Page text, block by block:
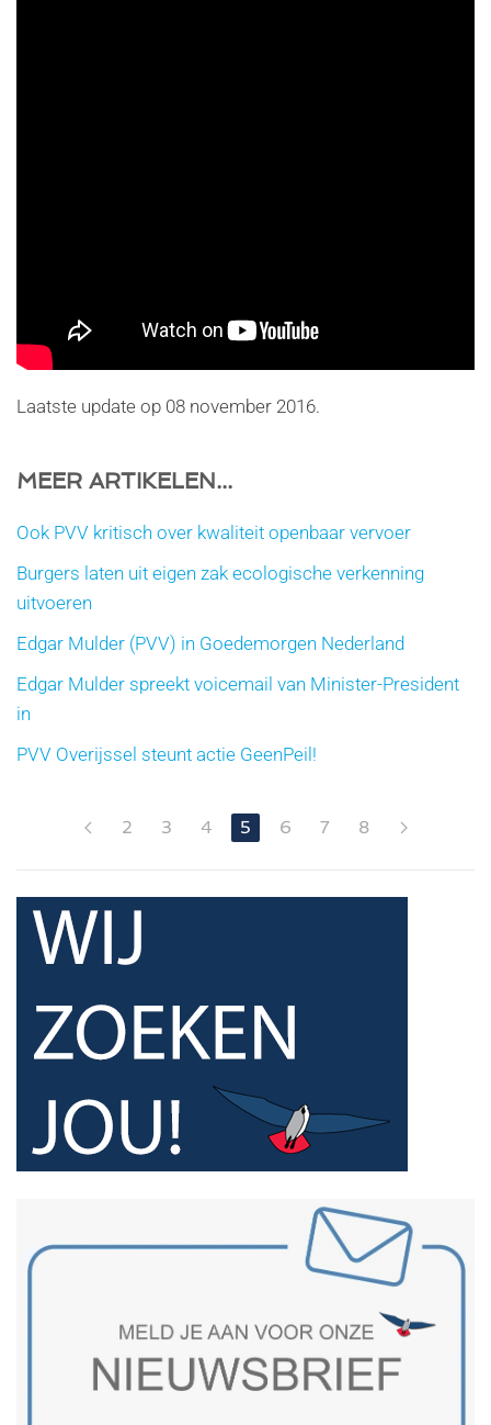
Laatste update op 08 november 2016.
MEER ARTIKELEN...
Ook PVV kritisch over kwaliteit openbaar vervoer
Burgers laten uit eigen zak ecologische verkenning
uitvoeren
Edgar Mulder (PVV) in Goedemorgen Nederland
Edgar Mulder spreekt voicemail van Minister-President
in
PVV Overijssel steunt actie GeenPeil!
2 3 4 5 6 7 8